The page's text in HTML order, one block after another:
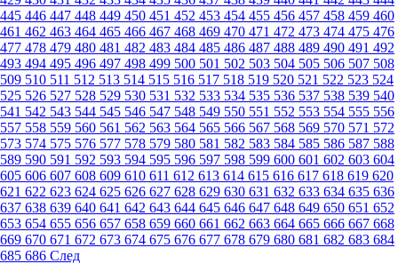
445 446 447 448 449 450 451 452 453 454 455 456 457 458 459 460
461 462 463 464 465 466 467 468 469 470 471 472 473 474 475 476
477 478 479 480 481 482 483 484 485 486 487 488 489 490 491 492
493 494 495 496 497 498 499 500 501 502 503 504 505 506 507 508
509 510 511 512 513 514 515 516 517 518 519 520 521 522 523 524
525 526 527 528 529 530 531 532 533 534 535 536 537 538 539 540
541 542 543 544 545 546 547 548 549 550 551 552 553 554 555 556
557 558 559 560 561 562 563 564 565 566 567 568 569 570 571 572
573 574 575 576 577 578 579 580 581 582 583 584 585 586 587 588
589 590 591 592 593 594 595 596 597 598 599 600 601 602 603 604
605 606 607 608 609 610 611 612 613 614 615 616 617 618 619 620
621 622 623 624 625 626 627 628 629 630 631 632 633 634 635 636
637 638 639 640 641 642 643 644 645 646 647 648 649 650 651 652
653 654 655 656 657 658 659 660 661 662 663 664 665 666 667 668
669 670 671 672 673 674 675 676 677 678 679 680 681 682 683 684
685 686 След